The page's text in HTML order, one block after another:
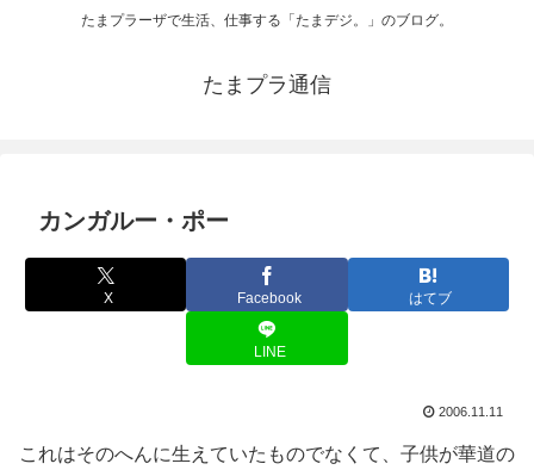
たまプラーザで生活、仕事する「たまデジ。」のブログ。
たまプラ通信
カンガルー・ポー
X Facebook はてブ
LINE
2006.11.11
これはそのへんに生えていたものでなくて、子供が華道の